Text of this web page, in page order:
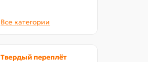
Все категории
Твердый переплёт